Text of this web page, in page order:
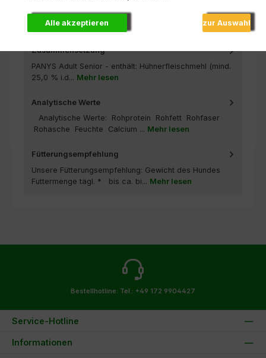
Fleischanteil: Nur Huhn Naturfrische High Premium
Hundenahrung.Glutenfreie Rezeptur, Alleinnahrung für
alle ält…Mehr
Zusammensetzung
PANYS Adult Senior - enthält: Hühnerfleischmehl (mind.
25,0 % i.d... Mehr lesen
Analytische Werte
Analytische Werte: Rohprotein Rohfett Rohfaser
Rohasche Feuchte Calcium ... Mehr lesen
Fütterungsempfehlung
Unsere Fütterungsempfehlung: Gewicht des Hundes
Futtermenge tägl. * bis ca. bi... Mehr lesen
Bestellhotline: Tel.: +49 172 9904427
Service-Hotline
Informationen
Alle akzeptieren zur Auswahl